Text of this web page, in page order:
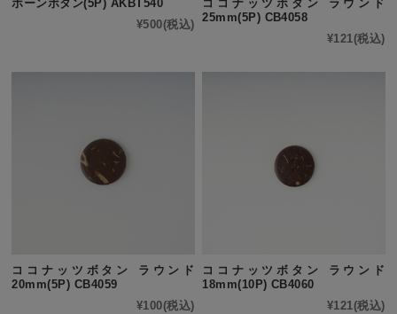
ホーンボタン(5P) AKBT540
¥500(税込)
ココナッツボタン ラウンド
25mm(5P) CB4058
¥121(税込)
ココナッツボタン ラウンド
20mm(5P) CB4059
¥100(税込)
ココナッツボタン ラウンド
18mm(10P) CB4060
¥121(税込)